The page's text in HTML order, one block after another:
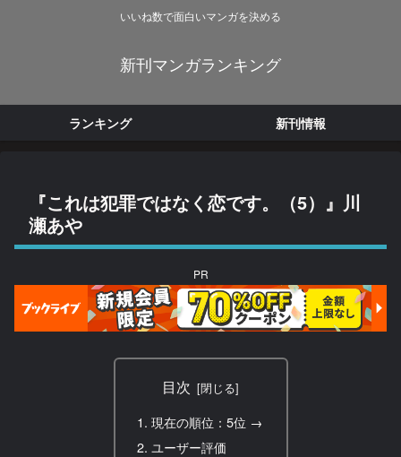
いいね数で面白いマンガを決める
新刊マンガランキング
ランキング 新刊情報
『これは犯罪ではなく恋です。（5）』川
瀬あや
PR
目次
現在の順位：5位 →
ユーザー評価